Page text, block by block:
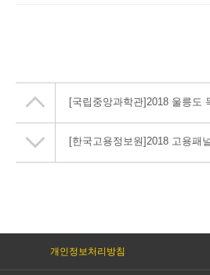
[국립중앙과학관]2018 울릉도
개인정보처리방침